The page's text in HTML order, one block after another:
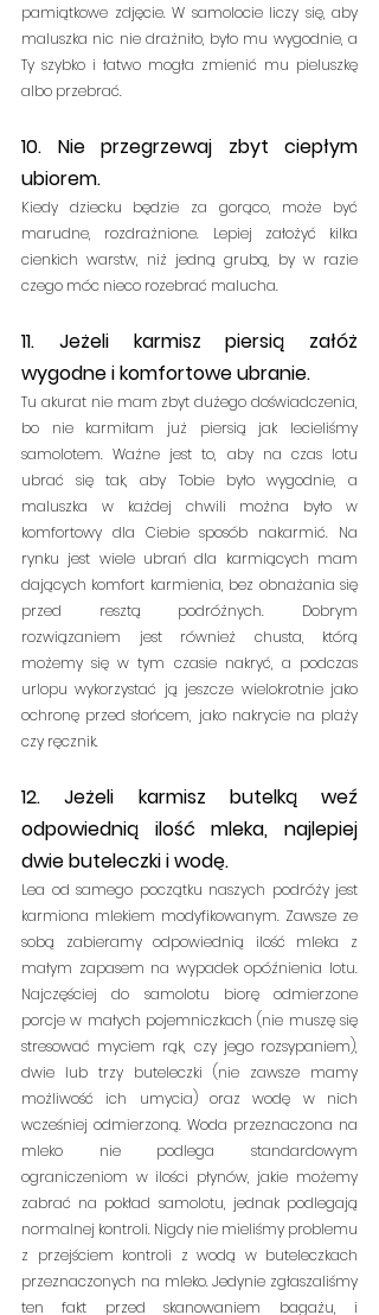
pamiątkowe zdjęcie. W samolocie liczy się, aby
maluszka nic nie drażniło, było mu wygodnie, a
Ty szybko i łatwo mogła zmienić mu pieluszkę
albo przebrać.
10. Nie przegrzewaj zbyt ciepłym
ubiorem.
Kiedy dziecku będzie za gorąco, może być
marudne, rozdrażnione. Lepiej założyć kilka
cienkich warstw, niż jedną grubą, by w razie
czego móc nieco rozebrać malucha.
11. Jeżeli karmisz piersią załóż
wygodne i komfortowe ubranie.
Tu akurat nie mam zbyt dużego doświadczenia,
bo nie karmiłam już piersią jak lecieliśmy
samolotem. Ważne jest to, aby na czas lotu
ubrać się tak, aby Tobie było wygodnie, a
maluszka w każdej chwili można było w
komfortowy dla Ciebie sposób nakarmić. Na
rynku jest wiele ubrań dla karmiących mam
dających komfort karmienia, bez obnażania się
przed resztą podróżnych. Dobrym
rozwiązaniem jest również chusta, którą
możemy się w tym czasie nakryć, a podczas
urlopu wykorzystać ją jeszcze wielokrotnie jako
ochronę przed słońcem, jako nakrycie na plaży
czy ręcznik.
12. Jeżeli karmisz butelką weź
odpowiednią ilość mleka, najlepiej
dwie buteleczki i wodę.
Lea od samego początku naszych podróży jest
karmiona mlekiem modyfikowanym. Zawsze ze
sobą zabieramy odpowiednią ilość mleka z
małym zapasem na wypadek opóźnienia lotu.
Najczęściej do samolotu biorę odmierzone
porcje w małych pojemniczkach (nie muszę się
stresować myciem rąk, czy jego rozsypaniem),
dwie lub trzy buteleczki (nie zawsze mamy
możliwość ich umycia) oraz wodę w nich
wcześniej odmierzoną. Woda przeznaczona na
mleko nie podlega standardowym
ograniczeniom w ilości płynów, jakie możemy
zabrać na pokład samolotu, jednak podlegają
normalnej kontroli. Nigdy nie mieliśmy problemu
z przejściem kontroli z wodą w buteleczkach
przeznaczonych na mleko. Jedynie zgłaszaliśmy
ten fakt przed skanowaniem bagażu, i